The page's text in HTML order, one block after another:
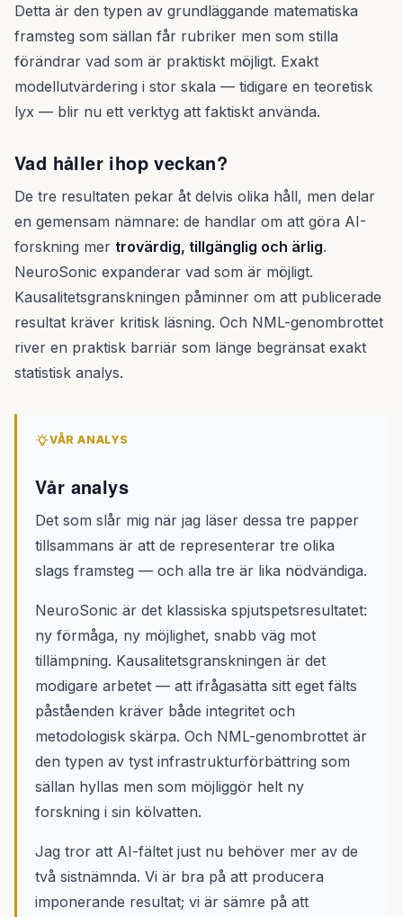
Detta är den typen av grundläggande matematiska
framsteg som sällan får rubriker men som stilla
förändrar vad som är praktiskt möjligt. Exakt
modellutvärdering i stor skala — tidigare en teoretisk
lyx — blir nu ett verktyg att faktiskt använda.
Vad håller ihop veckan?
De tre resultaten pekar åt delvis olika håll, men delar
en gemensam nämnare: de handlar om att göra AI-
forskning mer trovärdig, tillgänglig och ärlig.
NeuroSonic expanderar vad som är möjligt.
Kausalitetsgranskningen påminner om att publicerade
resultat kräver kritisk läsning. Och NML-genombrottet
river en praktisk barriär som länge begränsat exakt
statistisk analys.
VÅR ANALYS
Vår analys
Det som slår mig när jag läser dessa tre papper
tillsammans är att de representerar tre olika
slags framsteg — och alla tre är lika nödvändiga.
NeuroSonic är det klassiska spjutspetsresultatet:
ny förmåga, ny möjlighet, snabb väg mot
tillämpning. Kausalitetsgranskningen är det
modigare arbetet — att ifrågasätta sitt eget fälts
påståenden kräver både integritet och
metodologisk skärpa. Och NML-genombrottet är
den typen av tyst infrastrukturförbättring som
sällan hyllas men som möjliggör helt ny
forskning i sin kölvatten.
Jag tror att AI-fältet just nu behöver mer av de
två sistnämnda. Vi är bra på att producera
imponerande resultat; vi är sämre på att